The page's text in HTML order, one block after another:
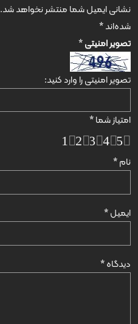
نشانی ایمیل شما منتشر نخواهد شد.
شده‌اند*
دیدگاه*
نام*
ایمیل*
تصویر امنیتی*
تصویر امنیتی را وارد کنید:
امتیاز شما*
5
4
3
2
1